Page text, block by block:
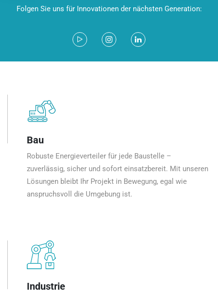
Folgen Sie uns für Innovationen der nächsten Generation:
Bau
Robuste Energieverteiler für jede Baustelle –
zuverlässig, sicher und sofort einsatzbereit. Mit unseren
Lösungen bleibt Ihr Projekt in Bewegung, egal wie
anspruchsvoll die Umgebung ist.
Industrie